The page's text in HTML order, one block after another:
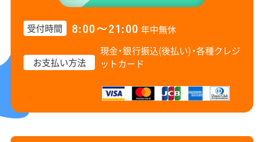
受付時間 8:00〜21:00 年中無休
お支払い方法
現金・銀行振込(後払い)・各種クレジ
ットカード